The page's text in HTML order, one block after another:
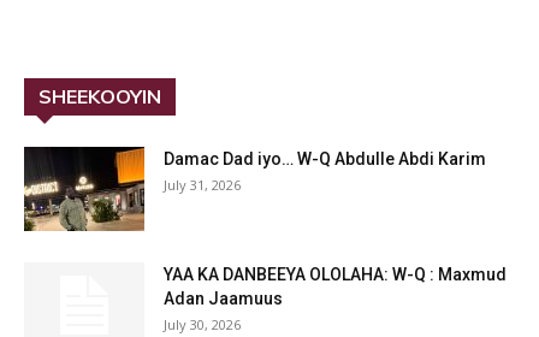
SHEEKOOYIN
Damac Dad iyo… W-Q Abdulle Abdi Karim
July 31, 2026
YAA KA DANBEEYA OLOLAHA: W-Q : Maxmud
Adan Jaamuus
July 30, 2026